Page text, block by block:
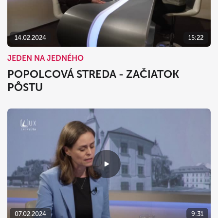
14.02.2024 15:22
JEDEN NA JEDNÉHO
POPOLCOVÁ STREDA - ZAČIATOK
PÔSTU
07.02.2024 9:31